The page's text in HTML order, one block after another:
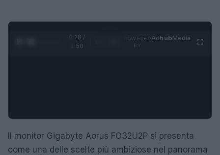
0:29 /
1:50
AdhubMedia
Il monitor Gigabyte Aorus FO32U2P si presenta
come una delle scelte più ambiziose nel panorama